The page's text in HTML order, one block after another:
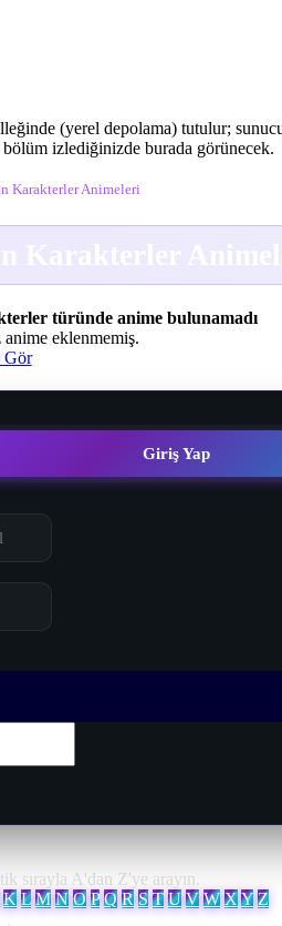
(yerel depolama) tutulur;
izlediğinizde burada görünecek.
Karakterler Animeleri
Karakterler
türünde anime bulunamadı
eklenmemiş.
Gör
Giriş Yap
sırayla A'dan Z'ye arayın.
K L M N O P Q R S T U V W XY Z